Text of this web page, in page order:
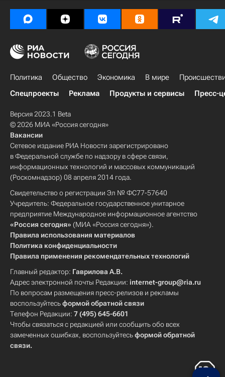
Политика Общество Экономика В мире
Спецпроекты
Реклама Продукты и сервисы Пресс-
Версия 2023.1 Beta
© 2026 МИА «Россия сегодня»
Вакансии
Сетевое издание РИА Новости зарегистрировано
в Федеральной службе по надзору в сфере связи,
информационных технологий и массовых коммуникаций
(Роскомнадзор) 08 апреля 2014 года.
Свидетельство о регистрации Эл № ФС77-57640
Учредитель: Федеральное государственное унитарное
предприятие Международное информационное агентство
«Россия сегодня» (МИА «Россия сегодня»).
Правила использования материалов
Политика конфиденциальности
Правила применения рекомендательных технологий
Главный редактор: Гаврилова А.В.
Адрес электронной почты Редакции: internet-group@ria.ru
По вопросам размещения пресс-релизов и рекламы
воспользуйтесьформой обратной связи
Телефон Редакции: 7 (495) 645-6601
Чтобы связаться с редакцией или сообщить обо всех
замеченных ошибках, воспользуйтесьформой обратной
связи.